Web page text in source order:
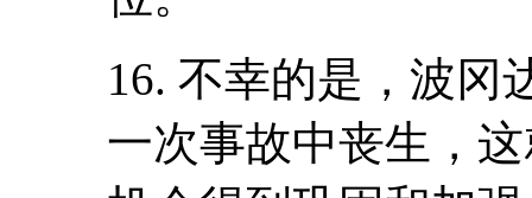
16. 不幸的是，波冈
一次事故中丧生，